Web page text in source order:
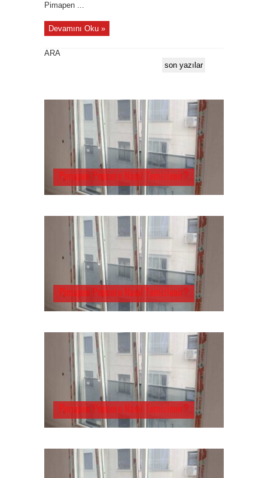
Pimapen ...
Devamını Oku »
ARA
son yazılar
Pimapen Pencere Nasıl Temizlenir?
Pimapen Pencere Nasıl Temizlenir?
Pimapen Pencere Nasıl Temizlenir?